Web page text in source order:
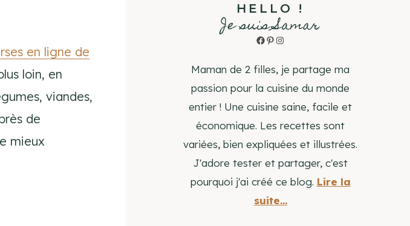
en ligne de
loin, en
viandes,
de
mieux
HELLO !
Je suis Samar
Facebook
Pinterest
Instagram
Maman de 2 filles, je partage ma
passion pour la cuisine du monde
entier ! Une cuisine saine, facile et
économique. Les recettes sont
variées, bien expliquées et illustrées.
J'adore tester et partager, c'est
pourquoi j'ai créé ce blog. Lire la
suite...